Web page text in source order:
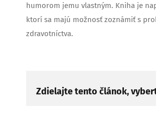
humorom jemu vlastným. Kniha je
ktorí sa majú možnosť zoznámiť s
zdravotníctva.
Zdielajte tento článok,